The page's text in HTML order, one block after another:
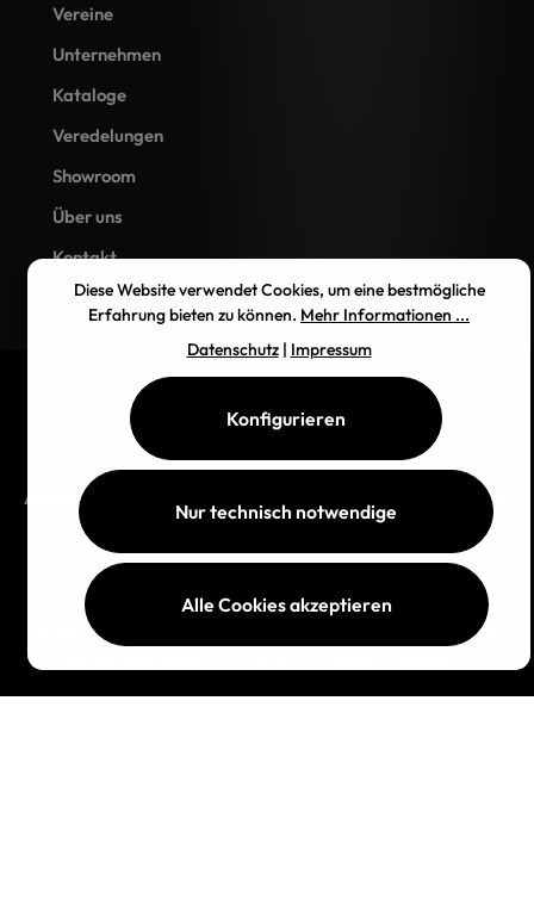
Vereine
Unternehmen
Kataloge
Veredelungen
Showroom
Über uns
Kontakt
AGB Impressum Versand
Alle Preise inkl. gesetzl. Mehrwertsteuer zzgl.
und
Diese Website verwendet Cookies, um eine bestmögliche
Erfahrung bieten zu können. Mehr Informationen ...
Datenschutz| Impressum
Nur technisch notwendige
Konfigurieren
Alle Cookies akzeptieren